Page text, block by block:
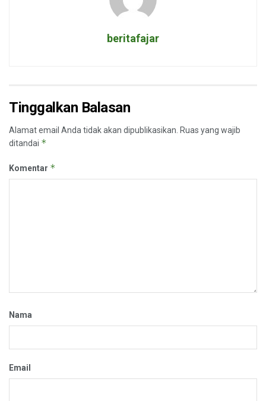
beritafajar
Tinggalkan Balasan
Alamat email Anda tidak akan dipublikasikan. Ruas yang wajib
ditandai *
Komentar *
Nama
Email